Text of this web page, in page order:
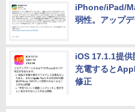
iPhone/iPad/
弱性。アップ
iOS 17.1.1提
充電すると
修正